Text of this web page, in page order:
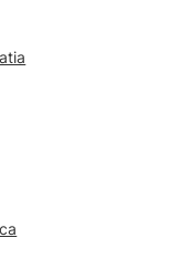
e storia
e valutazione dei
o controlli di